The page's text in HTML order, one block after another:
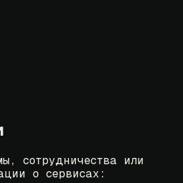
сотрудничества или
о сервисах: